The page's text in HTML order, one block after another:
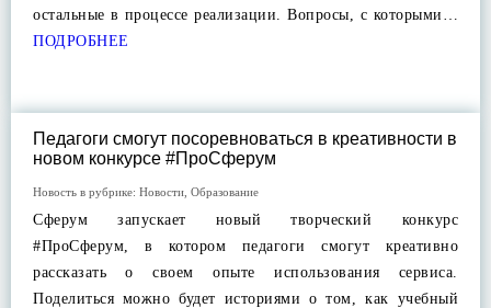
остальные в процессе реализации. Вопросы, с которыми…
ПОДРОБНЕЕ
Педагоги смогут посоревноваться в креативности в
новом конкурсе #ПроСферум
Новость в рубрике: Новости Образование
Сферум запускает новый творческий конкурс
#ПроСферум, в котором педагоги смогут креативно
рассказать о своем опыте использования сервиса.
Поделиться можно будет историями о том, как учебный